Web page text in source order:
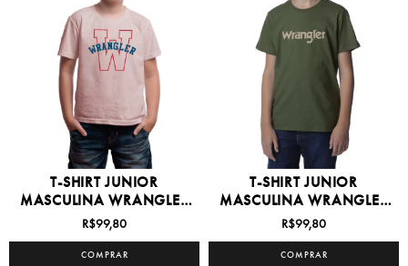
T-SHIRT JUNIOR
MASCULINA WRANGLER
8/16 -...
R$99,80
COMPRAR
T-SHIRT JUNIOR
MASCULINA WRANGLER
8/16 -...
R$99,80
COMPRAR